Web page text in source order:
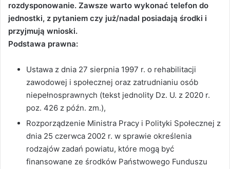
rozdysponowanie. Zawsze warto wykonać telefon do
jednostki, z pytaniem czy już/nadal posiadają środki i
przyjmują wnioski.
Podstawa prawna:
Ustawa z dnia 27 sierpnia 1997 r. o rehabilitacji
zawodowej i społecznej oraz zatrudnianiu osób
niepełnosprawnych (tekst jednolity Dz. U. z 2020 r.
poz. 426 z późn. zm.),
Rozporządzenie Ministra Pracy i Polityki Społecznej z
dnia 25 czerwca 2002 r. w sprawie określenia
rodzajów zadań powiatu, które mogą być
finansowane ze środków Państwowego Funduszu